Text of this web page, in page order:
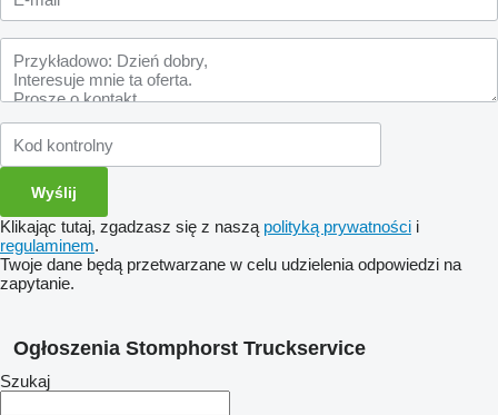
Klikając tutaj, zgadzasz się z naszą polityką prywatności i
regulaminem.
Twoje dane będą przetwarzane w celu udzielenia odpowiedzi na
zapytanie.
Ogłoszenia Stomphorst Truckservice
Szukaj